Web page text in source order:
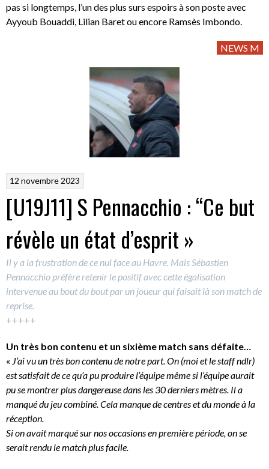
pas si longtemps, l’un des plus surs espoirs à son poste avec
Ayyoub Bouaddi, Lilian Baret ou encore Ramsès Imbondo.
NEWS M
12 novembre 2023
[U19J11] S Pennacchio : “Ce but
révèle un état d’esprit »
Il y a la frustration de ce nul face au Havre. Mais Sébastien
Pennacchio préfère retenir le positif avec cette égalisation
intervenue au bout du bout par un joueur qui faisait là son match de
reprise.
+++++
Un très bon contenu et un sixième match sans défaite…
« J’ai vu un très bon contenu de notre part. On (moi et le staff ndlr)
est satisfait de ce qu’a pu produire l’équipe même si l’équipe aurait
pu se montrer plus dangereuse dans les 30 derniers mètres. Il a
manqué du jeu combiné. Cela manque de centres et du monde à la
réception.
Si on avait marqué sur nos occasions en première période, on se
serait rendu le match plus facile.